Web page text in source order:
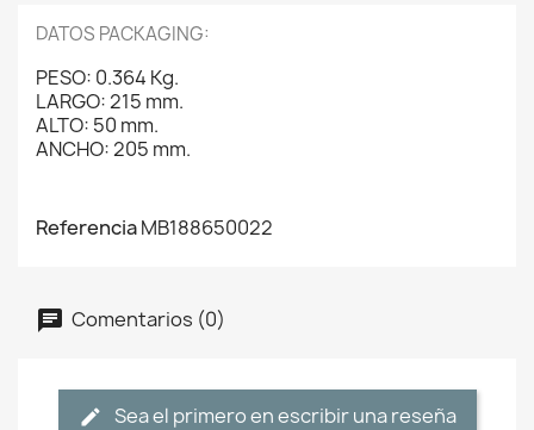
DATOS PACKAGING:
PESO: 0.364 Kg.
LARGO: 215 mm.
ALTO: 50 mm.
ANCHO: 205 mm.
ReferenciaMB188650022
Comentarios (0)
Sea el primero en escribir una reseña